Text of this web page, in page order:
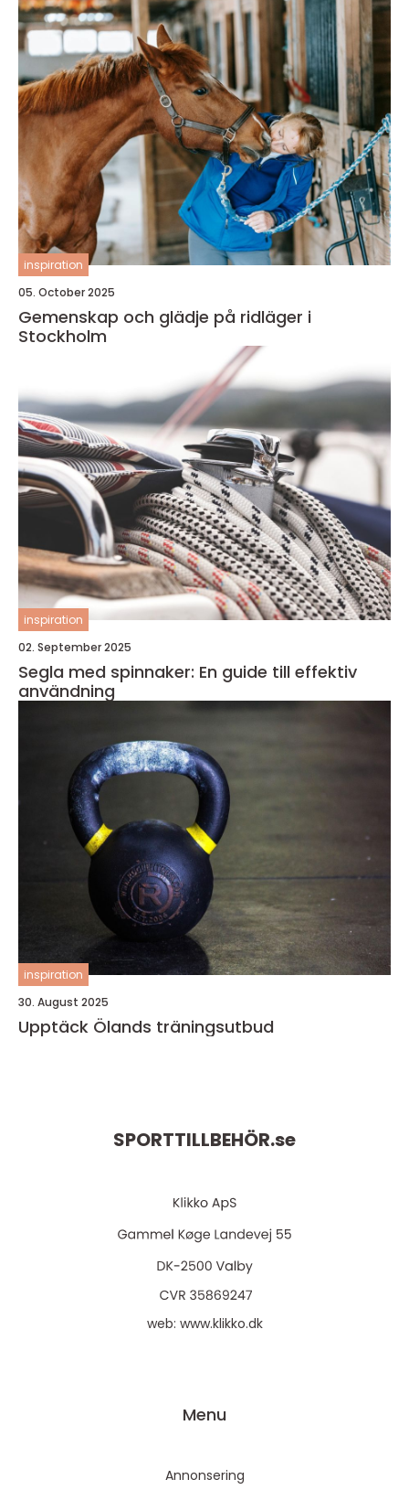
inspiration
05. October 2025
Gemenskap och glädje på ridläger i
Stockholm
inspiration
02. September 2025
Segla med spinnaker: En guide till effektiv
användning
inspiration
30. August 2025
Upptäck Ölands träningsutbud
SPORTTILLBEHÖR.se
web: www.klikko.dk
Menu
Annonsering